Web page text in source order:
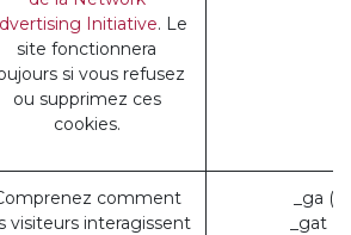
Initiative. Le
site fonctionnera
si vous refusez
ou supprimez ces
cookies.
comment
visiteurs interagissent
_ga
_gat